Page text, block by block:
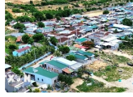
Theo dõi VietnamPlus